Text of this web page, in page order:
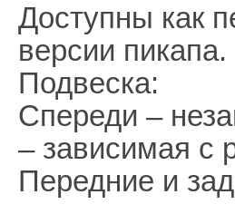
Доступны как
версии пикапа.
Подвеска:
Спереди –
– зависимая с
Передние и